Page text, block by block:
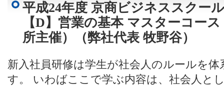
平成24年度 京商ビジネススクー
【D】営業の基本 マスターコー
所主催）（弊社代表 牧野谷）
新入社員研修は学生が社会人のルールを
す。 いわばここで学ぶ内容は、社会人と